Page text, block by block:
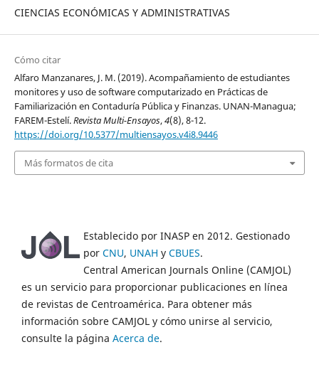
CIENCIAS ECONÓMICAS Y ADMINISTRATIVAS
Cómo citar
Alfaro Manzanares, J. M. (2019). Acompañamiento de estudiantes
monitores y uso de software computarizado en Prácticas de
Familiarización en Contaduría Pública y Finanzas. UNAN-Managua;
FAREM-Estelí.Revista Multi-Ensayos,4(8), 8-12.
https://doi.org/10.5377/multiensayos.v4i8.9446
Más formatos de cita
Establecido por INASP en 2012. Gestionado
por CNU, UNAH y CBUES.
Central American Journals Online (CAMJOL)
es un servicio para proporcionar publicaciones en línea
de revistas de Centroamérica. Para obtener más
información sobre CAMJOL y cómo unirse al servicio,
consulte la página Acerca de.